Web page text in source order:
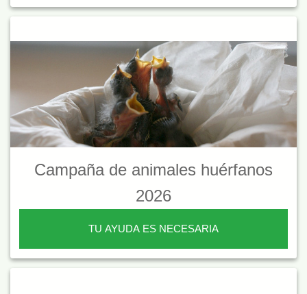
Campaña de animales huérfanos
2026
TU AYUDA ES NECESARIA